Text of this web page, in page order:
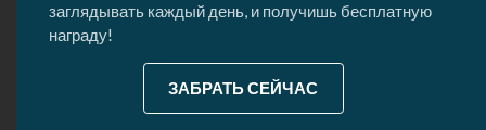
заглядывать каждый день, и получишь бесплатную
награду!
ЗАБРАТЬ СЕЙЧАС